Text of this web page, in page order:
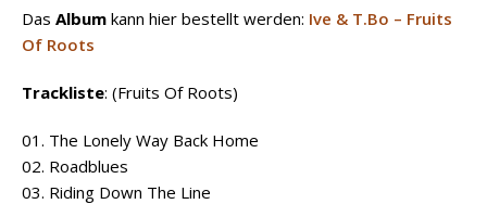
Das Album kann hier bestellt werden: Ive & T.Bo – Fruits
Of Roots
Trackliste: (Fruits Of Roots)
01. The Lonely Way Back Home
02. Roadblues
03. Riding Down The Line